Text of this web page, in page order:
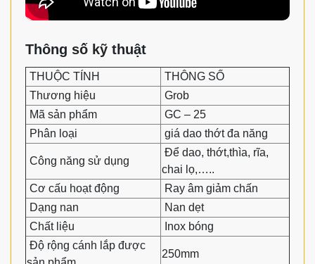
Thông số kỹ thuật
THUỘC TÍNH
THÔNG SỐ
Thương hiệu
Grob
Mã sản phẩm
GC – 25
Phân loại
giá dao thớt đa năng
Công năng sử dụng
Để dao, thớt,thìa, rĩa,
chai lọ,…..
Cơ cấu hoạt động
Ray âm giảm chấn
Dạng nan
Nan dẹt
Chất liệu
Inox bóng
Độ rộng cánh lắp được
250mm